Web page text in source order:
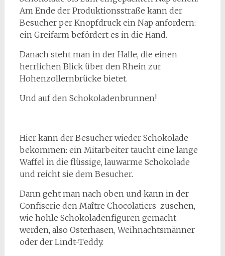
Am Ende der Produktionsstraße kann der
Besucher per Knopfdruck ein Nap anfordern:
ein Greifarm befördert es in die Hand.
Danach steht man in der Halle, die einen
herrlichen Blick über den Rhein zur
Hohenzollernbrücke bietet.
Und auf den Schokoladenbrunnen!
Hier kann der Besucher wieder Schokolade
bekommen: ein Mitarbeiter taucht eine lange
Waffel in die flüssige, lauwarme Schokolade
und reicht sie dem Besucher.
Dann geht man nach oben und kann in der
Confiserie den Maître Chocolatiers zusehen,
wie hohle Schokoladenfiguren gemacht
werden, also Osterhasen, Weihnachtsmänner
oder der Lindt-Teddy.